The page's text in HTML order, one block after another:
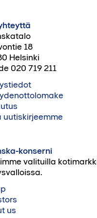
18
Helsinki
020 719 211
uutiskirjeemme
konserni
valituilla
us